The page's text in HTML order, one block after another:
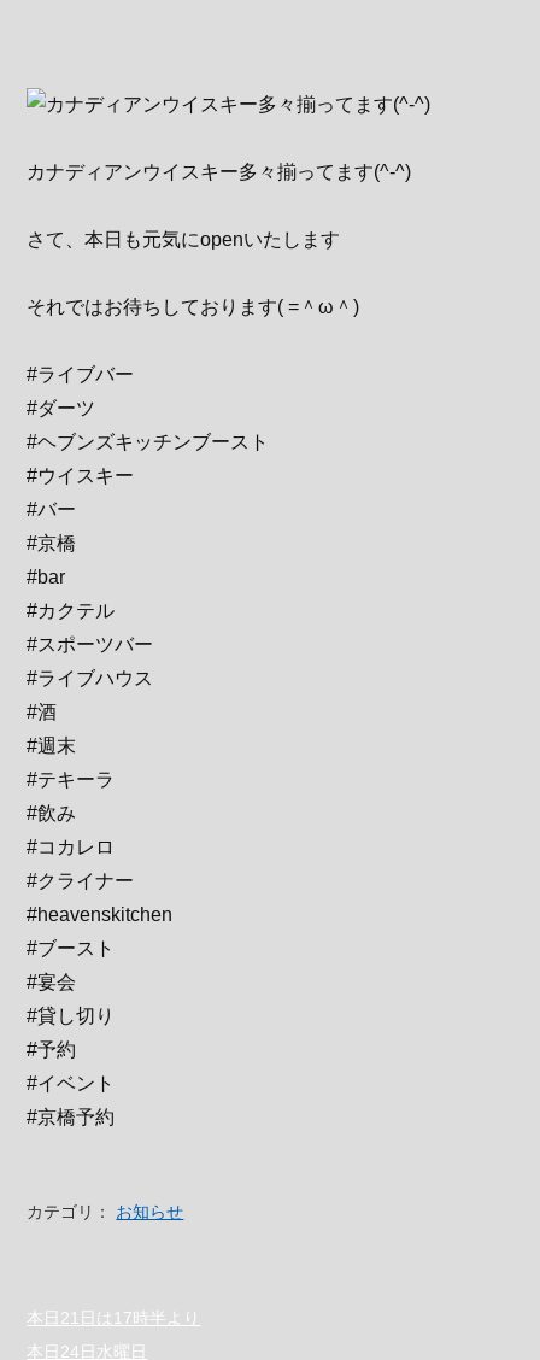
カナディアンウイスキー多々揃ってます(^-^)
さて、本日も元気にopenいたします
それではお待ちしております( =＾ω＾)
#ライブバー
#ダーツ
#ヘブンズキッチンブースト
#ウイスキー
#バー
#京橋
#bar
#カクテル
#スポーツバー
#ライブハウス
#酒
#週末
#テキーラ
#飲み
#コカレロ
#クライナー
#heavenskitchen
#ブースト
#宴会
#貸し切り
#予約
#イベント
#京橋予約
カテゴリ： お知らせ
本日21日は17時半より
本日24日水曜日